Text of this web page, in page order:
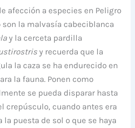
afección a especies en Peligro
la malvasía cabeciblanca
y la cerceta pardilla
y recuerda que la
la caza se ha endurecido en
la fauna. Ponen como
se pueda disparar hasta
crepúsculo, cuando antes era
la puesta de sol o que se haya